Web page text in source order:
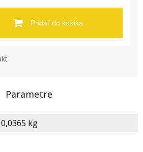
Pridať do košíka
Parametre
0,0365 kg